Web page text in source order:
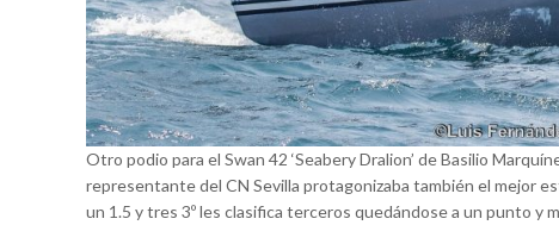
Otro podio para el Swan 42 ‘Seabery Dralion’ de Basilio
representante del CN Sevilla protagonizaba también el mejor
un 1.5 y tres 3º les clasifica terceros quedándose a un punto y